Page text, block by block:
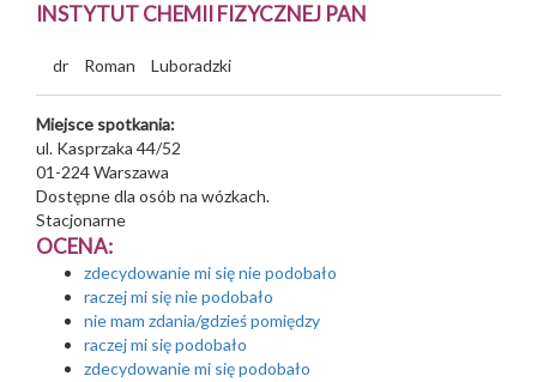
INSTYTUT CHEMII FIZYCZNEJ PAN
dr Roman Luboradzki
Miejsce spotkania:
ul. Kasprzaka 44/52
01-224Warszawa
Dostępne dla osób na wózkach.
Stacjonarne
OCENA:
zdecydowanie mi się nie podobało
raczej mi się nie podobało
nie mam zdania/gdzieś pomiędzy
raczej mi się podobało
zdecydowanie mi się podobało